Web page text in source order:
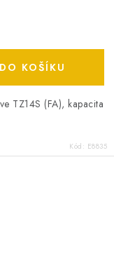
DO KOŠÍKU
TZ14S (FA), kapacita
Kód: E8835